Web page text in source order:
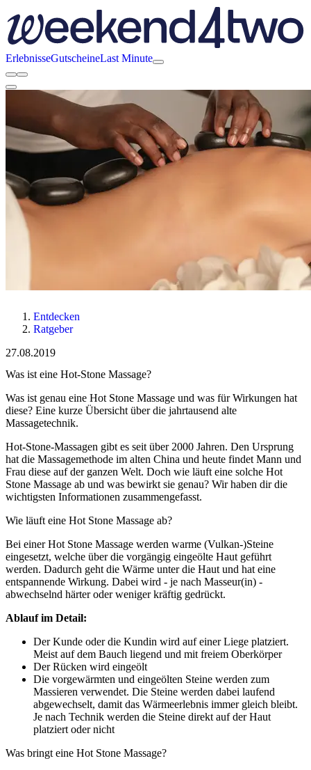
ErlebnisseGutscheineLast Minute
Entdecken
Ratgeber
27.08.2019
Was ist eine Hot-Stone Massage?
Was ist genau eine Hot Stone Massage und was für Wirkungen hat
diese? Eine kurze Übersicht über die jahrtausend alte
Massagetechnik.
Hot-Stone-Massagen gibt es seit über 2000 Jahren. Den Ursprung
hat die Massagemethode im alten China und heute findet Mann und
Frau diese auf der ganzen Welt. Doch wie läuft eine solche Hot
Stone Massage ab und was bewirkt sie genau? Wir haben dir die
wichtigsten Informationen zusammengefasst.
Wie läuft eine Hot Stone Massage ab?
Bei einer Hot Stone Massage werden warme (Vulkan-)Steine
eingesetzt, welche über die vorgängig eingeölte Haut geführt
werden. Dadurch geht die Wärme unter die Haut und hat eine
entspannende Wirkung. Dabei wird - je nach Masseur(in) -
abwechselnd härter oder weniger kräftig gedrückt.
Ablauf im Detail:
Der Kunde oder die Kundin wird auf einer Liege platziert.
Meist auf dem Bauch liegend und mit freiem Oberkörper
Der Rücken wird eingeölt
Die vorgewärmten und eingeölten Steine werden zum
Massieren verwendet. Die Steine werden dabei laufend
abgewechselt, damit das Wärmeerlebnis immer gleich bleibt.
Je nach Technik werden die Steine direkt auf der Haut
platziert oder nicht
Was bringt eine Hot Stone Massage?